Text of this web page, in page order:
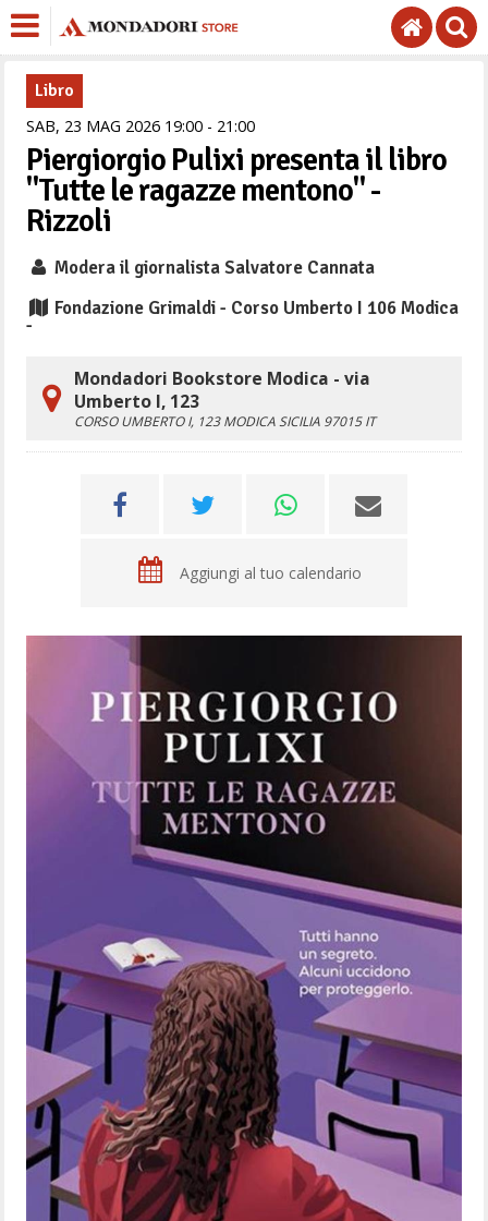
Libro
SAB, 23 MAG 2026 1900 - 2100
Piergiorgio Pulixi presenta il libro
"Tutte le ragazze mentono" -
Rizzoli
Modera il giornalista Salvatore Cannata
Fondazione Grimaldi - Corso Umberto I 106 Modica
-
Mondadori Bookstore Modica - via
Umberto I, 123
CORSO UMBERTO I, 123MODICA SICILIA 97015 IT
Aggiungi al tuo calendario